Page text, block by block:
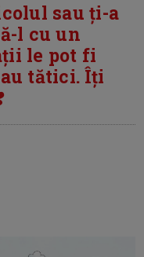
sau ți-a
l cu un
le pot fi
tătici. Îți